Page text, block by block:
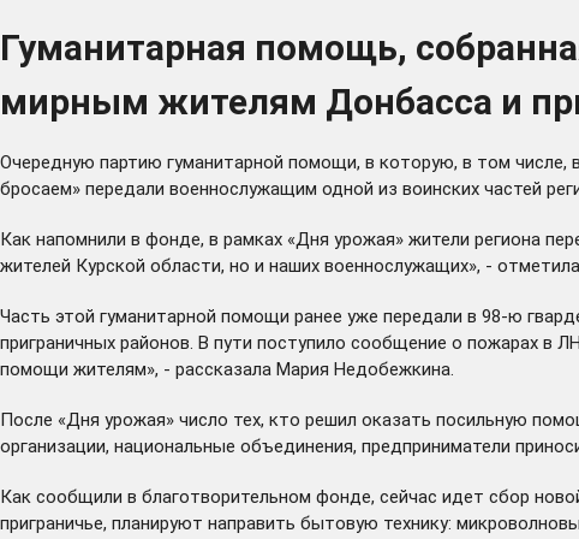
Гуманитарная помощь,
мирным жителям Донбасса и
Очередную партию гуманитарной помощи, в которую, в том числе,
бросаем» передали военнослужащим одной из воинских частей
Как напомнили в фонде, в рамках «Дня урожая» жители региона
жителей Курской области, но и наших военнослужащих», -
Часть этой гуманитарной помощи ранее уже передали в 98-ю
приграничных районов. В пути поступило сообщение о пожарах в
помощи жителям», - рассказала Мария Недобежкина.
После «Дня урожая» число тех, кто решил оказать посильную
организации, национальные объединения, предприниматели
Как сообщили в благотворительном фонде, сейчас идет сбор
приграничье, планируют направить бытовую технику: